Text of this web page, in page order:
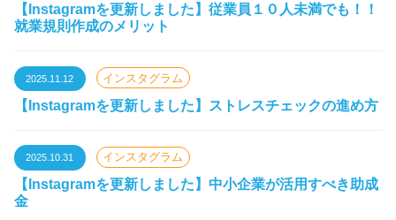
【Instagramを更新しました】従業員１０人未満でも！！
就業規則作成のメリット
2025.11.12 インスタグラム
【Instagramを更新しました】ストレスチェックの進め方
2025.10.31 インスタグラム
【Instagramを更新しました】中小企業が活用すべき助成
金